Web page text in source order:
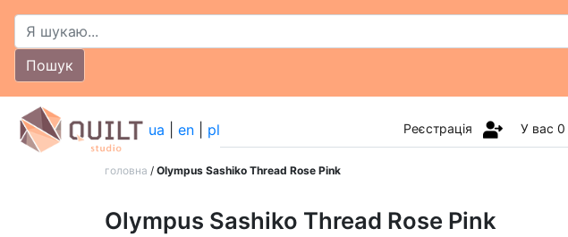
Пошук
ua en pl Реєстрація У вас0
головна / Olympus Sashiko Thread Rose Pink
Olympus Sashiko Thread Rose Pink